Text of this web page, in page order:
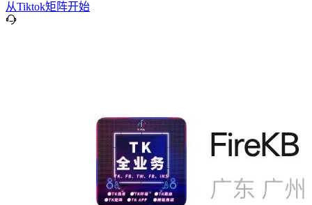
从Tiktok矩阵开始